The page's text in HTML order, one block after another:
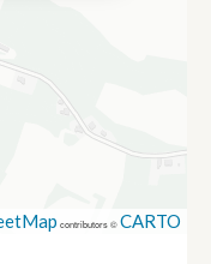
contributors ©CARTO